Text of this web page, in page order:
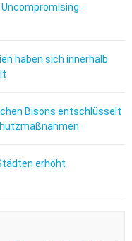
haben sich innerhalb
Bisons entschlüsselt
erhöht